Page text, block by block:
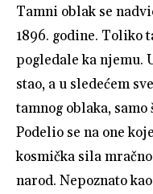
Tamni oblak se
1896. godine. Toliko
pogledale ka njemu.
stao, a u sledećem
tamnog oblaka,
Podelio se na one
kosmička sila
narod. Nepoznato